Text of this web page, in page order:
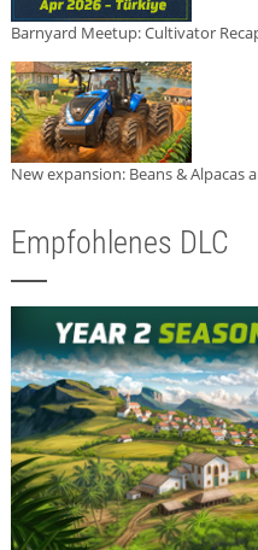
Barnyard Meetup: Cultivator
New expansion: Beans & Alpacas
Empfohlenes DLC